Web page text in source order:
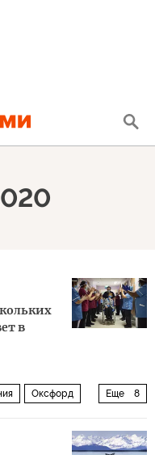
в
Еще 8
Оксфорд